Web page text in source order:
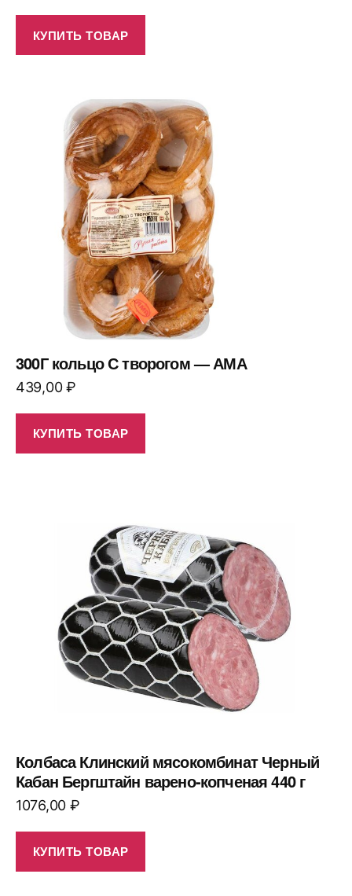
КУПИТЬ ТОВАР
300Г кольцо С творогом — АМА
439,00₽
КУПИТЬ ТОВАР
Колбаса Клинский мясокомбинат Черный
Кабан Бергштайн варено-копченая 440 г
1076,00 ₽
КУПИТЬ ТОВАР